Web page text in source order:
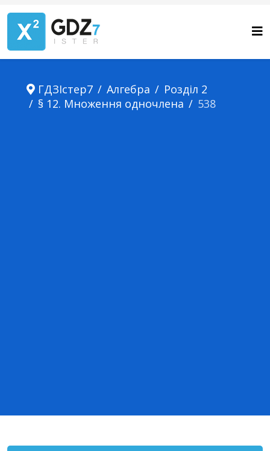
ГДЗІстер7 Алгебра
Розділ 2
§ 12. Множення одночлена
538